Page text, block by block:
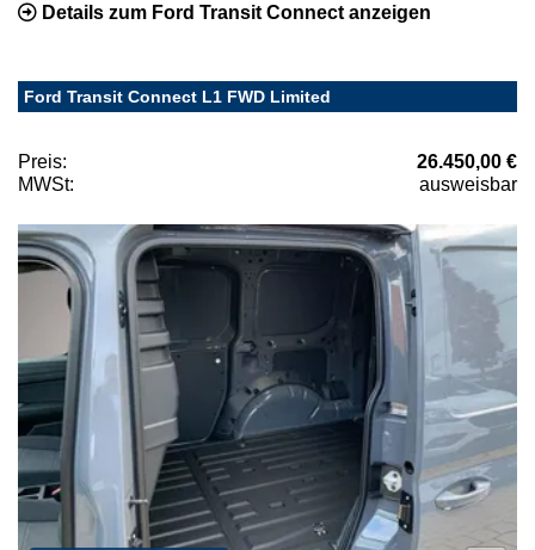
Details zum Ford Transit Connect anzeigen
Ford Transit Connect L1 FWD Limited
Preis:
26.450,00 €
MWSt:
ausweisbar